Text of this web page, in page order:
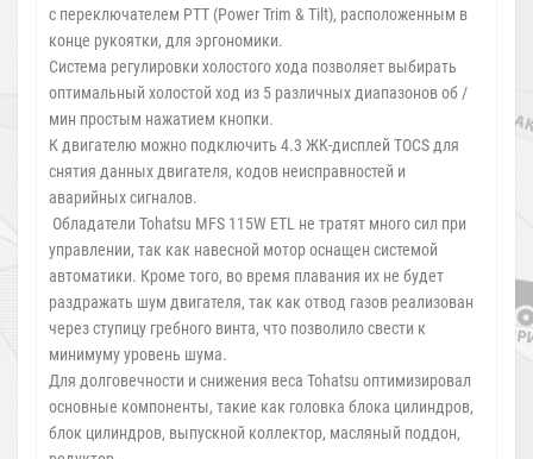
с переключателем PTT (Power Trim & Tilt), расположенным в
конце рукоятки, для эргономики.
Система регулировки холостого хода позволяет выбирать
оптимальный холостой ход из 5 различных диапазонов об /
мин простым нажатием кнопки.
К двигателю можно подключить 4.3 ЖК-дисплей TOCS для
снятия данных двигателя, кодов неисправностей и
аварийных сигналов.
Обладатели Tohatsu MFS 115W ETL не тратят много сил при
управлении, так как навесной мотор оснащен системой
автоматики. Кроме того, во время плавания их не будет
раздражать шум двигателя, так как отвод газов реализован
через ступицу гребного винта, что позволило свести к
минимуму уровень шума.
Для долговечности и снижения веса Tohatsu оптимизировал
основные компоненты, такие как головка блока цилиндров,
блок цилиндров, выпускной коллектор, масляный поддон,